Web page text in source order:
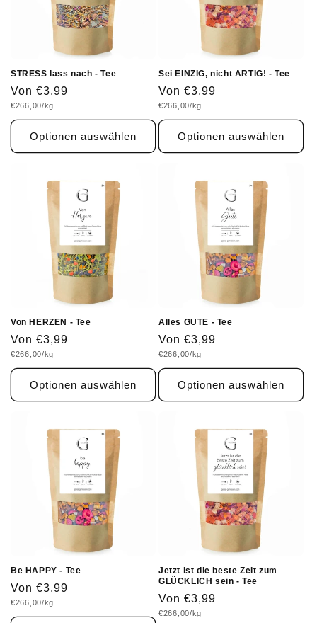
:
STRESS lass nach - Tee
Normaler
Preis
Von €3,99
Grundpreis
€266,00/kg
Optionen auswählen
Sei EINZIG, nicht ARTIG! - Tee
Normaler
Preis
Von €3,99
Grundpreis
€266,00/kg
Optionen auswählen
Von HERZEN - Tee
Normaler
Preis
Von €3,99
Grundpreis
€266,00/kg
Optionen auswählen
Alles GUTE - Tee
Normaler
Preis
Von €3,99
Grundpreis
€266,00/kg
Optionen auswählen
Be HAPPY - Tee
Normaler
Preis
Von €3,99
Grundpreis
€266,00/kg
Jetzt ist die beste Zeit zum
GLÜCKLICH sein - Tee
Normaler
Preis
Von €3,99
Grundpreis
€266,00/kg